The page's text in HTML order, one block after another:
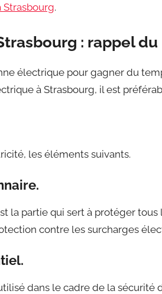
Strasbourg.
: rappel
électrique pour gagner du
à Strasbourg, il est
les éléments suivants.
la partie qui sert à protéger
contre les surcharges
dans le cadre de la sécurité